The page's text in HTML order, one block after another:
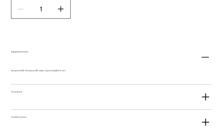
Характеристики
Ширина 1,52, Толщина 210 мкрн, Срок службы 6 лет
Описание
Особенности